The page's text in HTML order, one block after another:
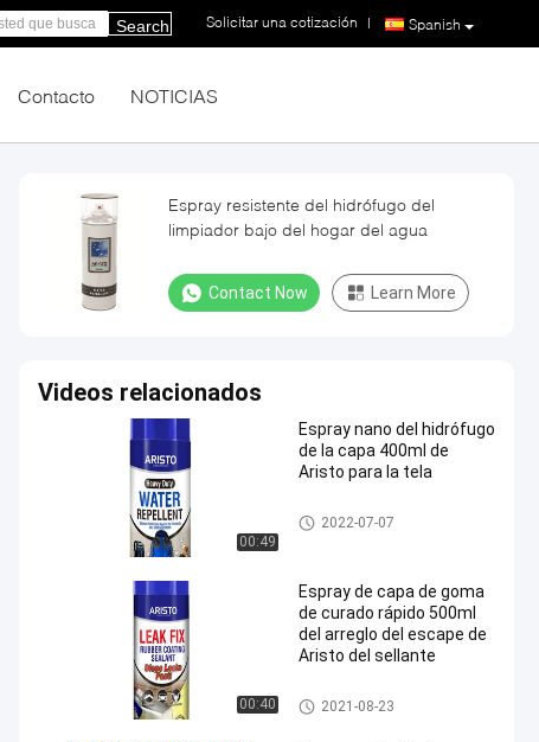
Spanish
Solicitar una cotización |
Search
Contacto NOTICIAS
Espray resistente del hidrófugo del
limpiador bajo del hogar del agua
Contact Now Learn More
Videos relacionados
00:49
Espray nano del hidrófugo
de la capa 400ml de
Aristo para la tela
Limpiador del hogar
2022-07-07
00:40
Espray de capa de goma
de curado rápido 500ml
del arreglo del escape de
Aristo del sellante
Limpiador del hogar
2021-08-23